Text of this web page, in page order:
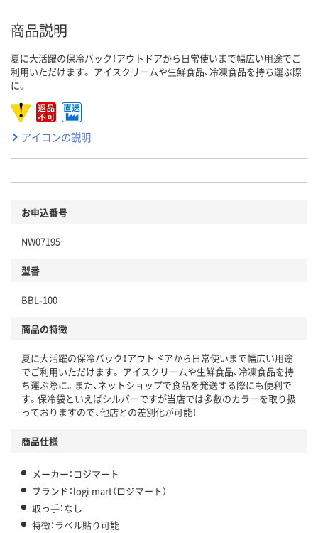
商品説明
夏に大活躍の保冷バック！アウトドアから日常使いまで幅広い用途でご
利用いただけます。 アイスクリームや生鮮食品、冷凍食品を持ち運ぶ際
に。
アイコンの説明
お申込番号
NW07195
型番
BBL-100
商品の特徴
夏に大活躍の保冷バック！アウトドアから日常使いまで幅広い用途
でご利用いただけます。 アイスクリームや生鮮食品、冷凍食品を持
ち運ぶ際に。また、ネットショップで食品を発送する際にも便利で
す。保冷袋といえばシルバーですが当店では多数のカラーを取り扱
っておりますので、他店との差別化が可能！
商品仕様
メーカー：ロジマート
ブランド：logi mart（ロジマート）
取っ手：なし
特徴：ラベル貼り可能